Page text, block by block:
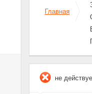
Главная
не